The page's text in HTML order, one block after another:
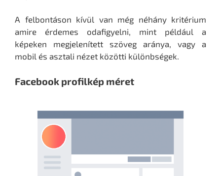
A felbontáson kívül van még néhány kritérium
amire érdemes odafigyelni, mint például a
képeken megjelenített szöveg aránya, vagy a
mobil és asztali nézet közötti különbségek.
Facebook profilkép méret